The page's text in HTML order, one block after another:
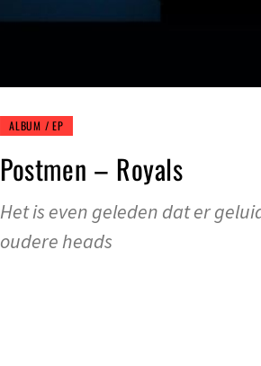
ALBUM / EP
Postmen – Royals
Het is even geleden dat er
oudere heads